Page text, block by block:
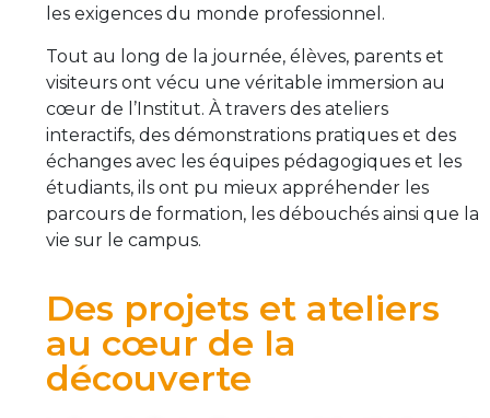
les exigences du monde professionnel.
Tout au long de la journée, élèves, parents et
visiteurs ont vécu une véritable immersion au
cœur de l’Institut. À travers des ateliers
interactifs, des démonstrations pratiques et des
échanges avec les équipes pédagogiques et les
étudiants, ils ont pu mieux appréhender les
parcours de formation, les débouchés ainsi que la
vie sur le campus.
Des projets et ateliers
au cœur de la
découverte